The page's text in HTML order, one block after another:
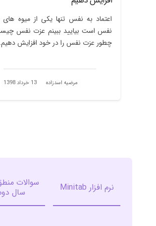
اعتماد به نفس تنها یکی از میوه
نفس است بیایید ببینم عزت نفس
چطور عزت نفس را در خود افزایش
مرضیه اسدزاده 13 خرداد 1398
نرم افزار Minitab
سوالات
سال